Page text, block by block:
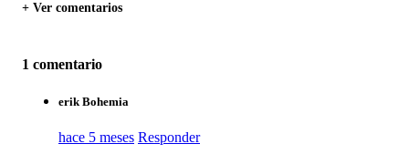
+ Ver comentarios
1 comentario
erik Bohemia
hace 5 meses Responder